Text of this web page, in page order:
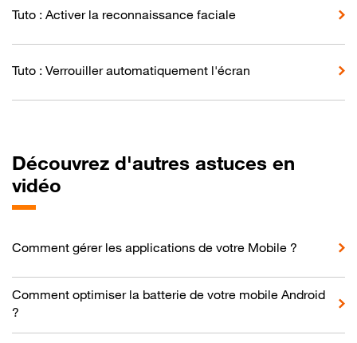
Tuto : Activer la reconnaissance faciale
Tuto : Verrouiller automatiquement l'écran
Découvrez d'autres astuces en
vidéo
Comment gérer les applications de votre Mobile ?
Comment optimiser la batterie de votre mobile Android
?